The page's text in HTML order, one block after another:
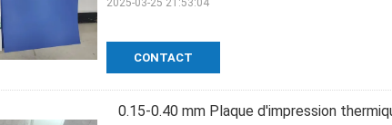
CONTACT
2025-03-25 21:53:04
0.15-0.40 mm Plaque d'impression